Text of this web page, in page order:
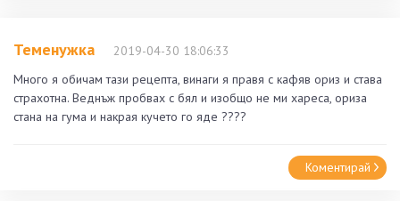
Теменужка
2019-04-30 18:06:33
Много я обичам тази рецепта, винаги я правя с кафяв ориз и става
страхотна. Веднъж пробвах с бял и изобщо не ми хареса, ориза
стана на гума и накрая кучето го яде ????
Коментирай